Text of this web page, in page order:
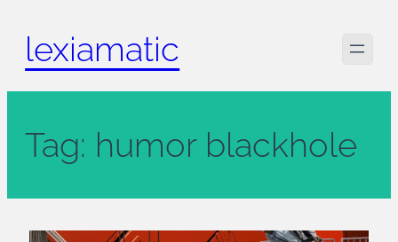
content
lexiamatic
Tag: humor blackhole